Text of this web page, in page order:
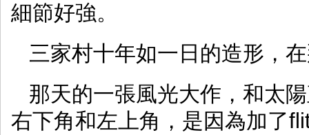
細節好強。
三家村十年如一日的造形，
那天的一張風光大作，和太
右下角和左上角，是因為加了